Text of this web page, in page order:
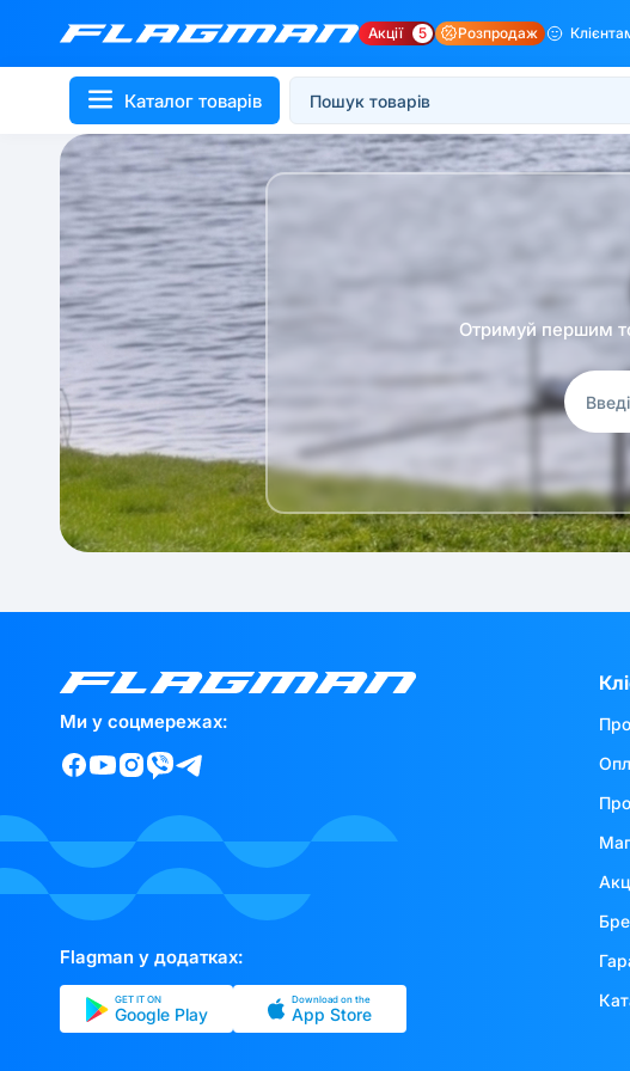
Акції 5 Розпродаж
Каталог товарів
Отримуй першим
Ми у соцмережах:
Flagman у додатках:
GET IT ON
Google Play
Download on the
App Store